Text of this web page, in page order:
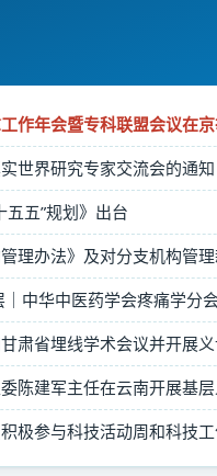
作年会暨专科联盟会议在
世界研究专家交流会的通知
五”规划》出台
理办法》及对分支机构管
华中医药学会疼痛学分会帮
肃省埋线学术会议并开展
陈建军主任在云南开展基
极参与科技活动周和科技